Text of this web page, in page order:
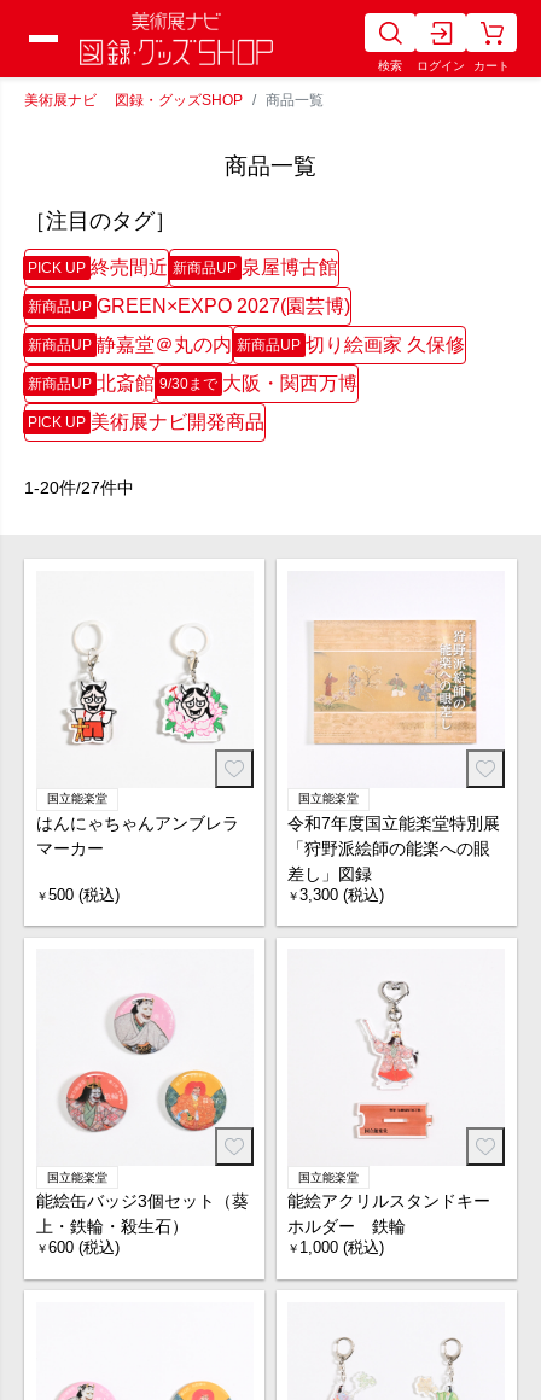
検索 ログイン カート
美術展ナビ 図録・グッズSHOP 商品一覧
商品一覧
［注目のタグ］
PICK UP 終売間近 新商品UP 泉屋博古館
新商品UP GREEN×EXPO 2027(園芸博)
新商品UP 静嘉堂＠丸の内 新商品UP 切り絵画家 久保修
新商品UP 北斎館 9/30まで 大阪・関西万博
PICK UP 美術展ナビ開発商品
1-20件/27件中
国立能楽堂
はんにゃちゃんアンブレラ
マーカー
￥500 (税込)
国立能楽堂
令和7年度国立能楽堂特別展
「狩野派絵師の能楽への眼
差し」図録
￥3,300 (税込)
国立能楽堂
能絵缶バッジ3個セット（葵
上・鉄輪・殺生石）
￥600 (税込)
国立能楽堂
能絵アクリルスタンドキー
ホルダー 鉄輪
￥ 1,000 (税込)